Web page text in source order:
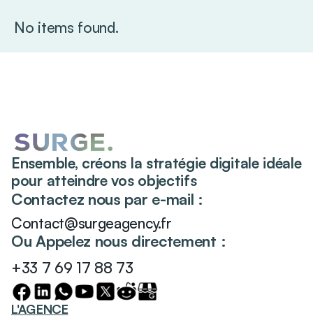
No items found.
Ensemble, créons la stratégie digitale idéale
pour atteindre vos objectifs
Contactez nous par e-mail :
Contact@surgeagency.fr
Ou Appelez nous directement :
+33 7 69 17 88 73
L'AGENCE